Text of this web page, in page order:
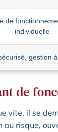
de
individuelle
gestion
de
vite, il se
au risque,